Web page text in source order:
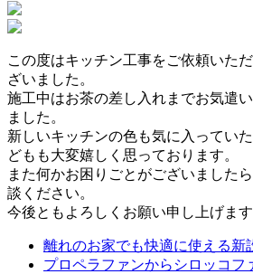
この度はキッチン工事をご依頼いた
ざいました。
施工中はお茶の差し入れまでお気遣
ました。
新しいキッチンの色も気に入ってい
どもも大変嬉しく思っております。
また何かお困りごとがございました
談ください。
今後ともよろしくお願い申し上げます
離れのお家でも快適に使える新
プロペラファンからシロッコフ